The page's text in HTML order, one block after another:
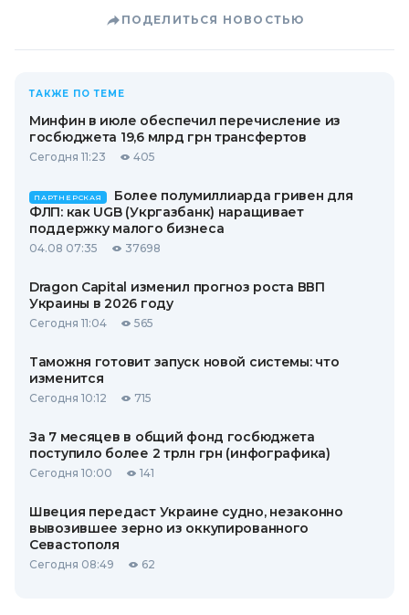
ПОДЕЛИТЬСЯ НОВОСТЬЮ
ТАКЖЕ ПО ТЕМЕ
Минфин в июле обеспечил перечисление из
госбюджета 19,6 млрд грн трансфертов
Сегодня 11:23 405
ПАРТНЕРСКАЯ
Более полумиллиарда гривен для
ФЛП: как UGB (Укргазбанк) наращивает
поддержку малого бизнеса
04.08 07:35 37698
Dragon Capital изменил прогноз роста ВВП
Украины в 2026 году
Сегодня 11:04 565
Таможня готовит запуск новой системы: что
изменится
Сегодня 10:12 715
За 7 месяцев в общий фонд госбюджета
поступило более 2 трлн грн (инфографика)
Сегодня 10:00 141
Швеция передаст Украине судно, незаконно
вывозившее зерно из оккупированного
Севастополя
Сегодня 08:49 62